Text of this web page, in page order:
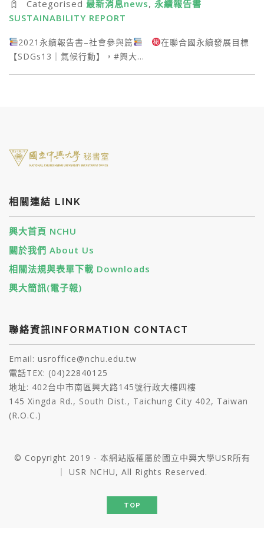
Categorised 最新消息news, 永續報告書
SUSTAINABILITY REPORT
2021永續報告書–社會參與篇
在聯合國永續發展目標
【SDGs13｜氣候行動】，#興大…
相關連結 LINK
興大首頁 NCHU
關於我們 About Us
相關法規與表單下載 Downloads
興大簡訊(電子報)
聯絡資訊INFORMATION CONTACT
Email: usroffice@nchu.edu.tw
電話TEX: (04)22840125
地址: 402台中市南區興大路145號行政大樓四樓
145 Xingda Rd., South Dist., Taichung City 402, Taiwan
(R.O.C.)
© Copyright 2019 - 本網站版權屬於國立中興大學USR所有
｜ USR NCHU, All Rights Reserved.
TOP